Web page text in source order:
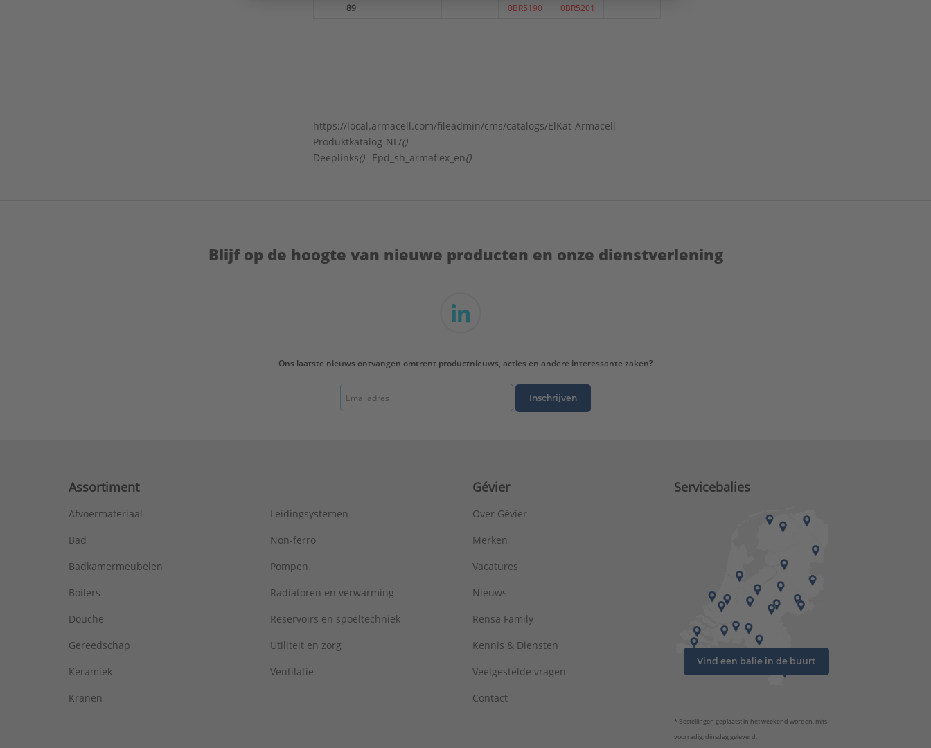
89
0BR5190 0BR5201
https://local.armacell.com/fileadmin/cms/catalogs/ElKat-Armacell-
Produktkatalog-NL/()
Deeplinks() Epd_sh_armaflex_en()
Blijf op de hoogte van nieuwe producten en onze dienstverlening
Ons laatste nieuws ontvangen omtrent productnieuws, acties en andere interessante zaken?
Inschrijven
Assortiment
Afvoermateriaal
Bad
Badkamermeubelen
Boilers
Douche
Gereedschap
Keramiek
Kranen
Leidingsystemen
Non-ferro
Pompen
Radiatoren en verwarming
Reservoirs en spoeltechniek
Utiliteit en zorg
Ventilatie
Gévier
Over Gévier
Merken
Vacatures
Nieuws
Rensa Family
Kennis & Diensten
Veelgestelde vragen
Contact
Servicebalies
Vind een balie in de buurt
* Bestellingen geplaatst in het weekend worden, mits
voorradig, dinsdag geleverd.